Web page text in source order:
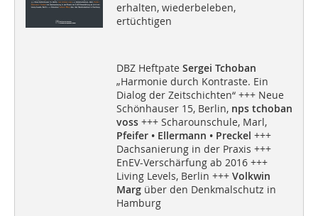
erhalten, wiederbeleben,
ertüchtigen
DBZ Heftpate Sergei Tchoban
„Harmonie durch Kontraste. Ein
Dialog der Zeitschichten“ +++ Neue
Schönhauser 15, Berlin,nps tchoban
voss+++ Scharounschule, Marl,
Pfeifer • Ellermann • Preckel +++
Dachsanierung in der Praxis +++
EnEV-Verschärfung ab 2016 +++
Living Levels, Berlin +++ Volkwin
Margüber den Denkmalschutz in
Hamburg